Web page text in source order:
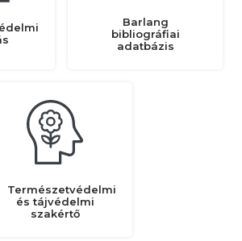
Barlang
bibliográfiai
adatbázis
Természetvédelmi
és tájvédelmi
szakértő